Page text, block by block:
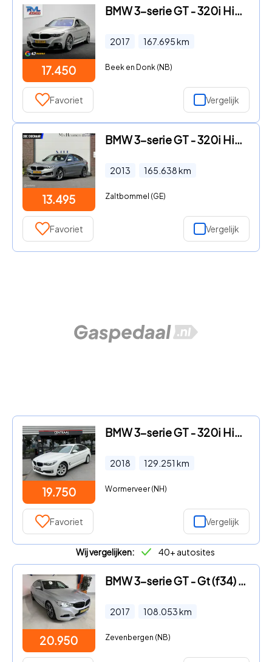
17.450
BMW 3-serie GT - 320i High Executive | M-Sport | Origineel NL | Camera | Pano
2017 167.695km
Beek en Donk (NB)
Favoriet Vergelijk
13.495
BMW 3-serie GT - 320i High Executive Sport Keyless
2013 165.638km
Zaltbommel (GE)
Favoriet Vergelijk
19.750
BMW 3-serie GT - 320i High Executive Leder|Navi|PDC|Led|NL-auto
2018 129.251 km
Wormerveer (NH)
Favoriet Vergelijk
Wij vergelijken: 40+ autosites
20.950
BMW 3-serie GT - Gt (f34) 320I AUT8, M-pakket Navi, Stoelverwarming, Led
2017 108.053km
Zevenbergen (NB)